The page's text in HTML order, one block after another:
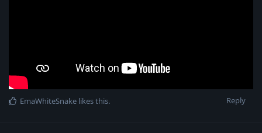
Reply
EmaWhiteSnake likes this.